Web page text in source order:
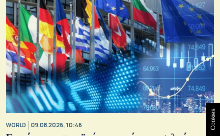
WORLD 09.08.2026, 10:46 Cookies